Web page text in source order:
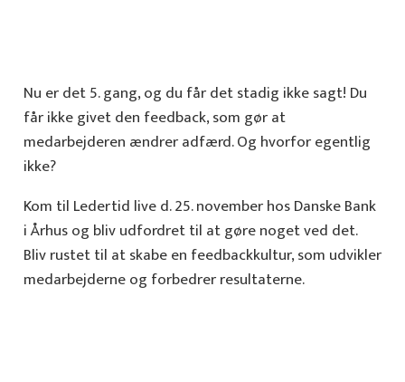
Nu er det 5. gang, og du får det stadig ikke sagt! Du
får ikke givet den feedback, som gør at
medarbejderen ændrer adfærd. Og hvorfor egentlig
ikke?
Kom til Ledertid live d. 25. november hos Danske Bank
i Århus og bliv udfordret til at gøre noget ved det.
Bliv rustet til at skabe en feedbackkultur, som udvikler
medarbejderne og forbedrer resultaterne.